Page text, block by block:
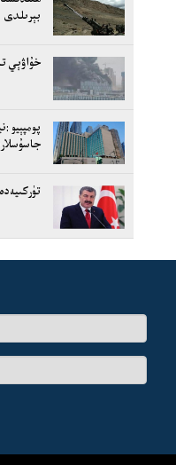
بېرىلدى
خۇاۋېي
تۈركىيەدە